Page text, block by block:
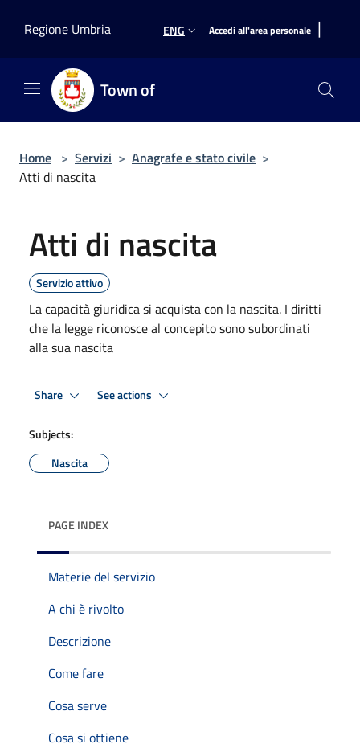
Regione Umbria
ENG Accedi all'area personale |
Town of
Home > Servizi > Anagrafe e stato civile >
Atti di nascita
Atti di nascita
Servizio attivo
La capacità giuridica si acquista con la nascita. I diritti
che la legge riconosce al concepito sono subordinati
alla sua nascita
Share See actions
Subjects:
Nascita
PAGE INDEX
Materie del servizio
A chi è rivolto
Descrizione
Come fare
Cosa serve
Cosa si ottiene